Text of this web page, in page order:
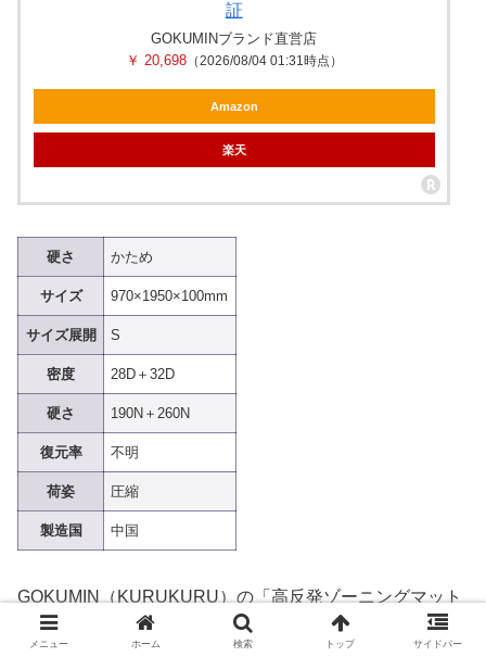
証
GOKUMINブランド直営店
￥ 20,698（2026/08/04 01:31時点）
Amazon
楽天
硬さ かため
サイズ 970×1950×100mm
サイズ展開 S
密度 28D＋32D
硬さ 190N＋260N
復元率 不明
荷姿 圧縮
製造国 中国
GOKUMIN（KURUKURU）の「高反発ゾーニングマット
レス G-KZM」は2層構造の一枚物です。価格はシングルサ
メニュー ホーム 検索 トップ サイドバー